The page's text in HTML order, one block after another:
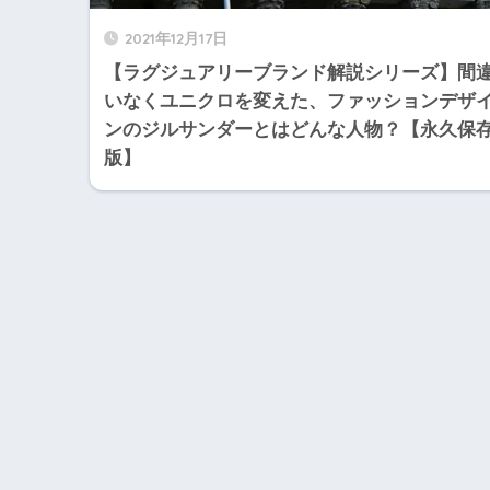
2021年12月17日
【ラグジュアリーブランド解説シリーズ】間
いなくユニクロを変えた、ファッションデザ
ンのジルサンダーとはどんな人物？【永久保
版】